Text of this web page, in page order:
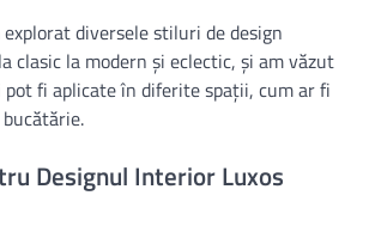
explorat diversele stiluri de design
clasic la modern și eclectic, și am văzut
fi aplicate în diferite spații, cum ar fi
Designul Interior Luxos